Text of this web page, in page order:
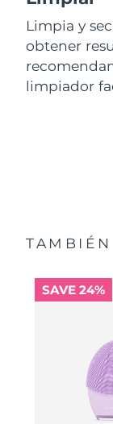
Limpia y
obtener
limpiador
SAVE 24%